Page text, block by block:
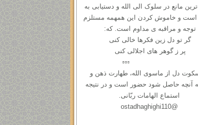
مانع در سلوک الی الله و دستیابی به
و خاموش کردن این همهمه مستلزم
توجه و مراقبه ی مداوم است. که:
گر تو دل زین فکرها خالی کنی
پر ز گوهر های اجلالی کنی
▫️▫️▫️
دل از ماسوی الله، طهارت ذهن و
آنچه حاصل شود حضور است و در نتیجه
استماع الهامات ربّانی.
@ostadhaghighi110